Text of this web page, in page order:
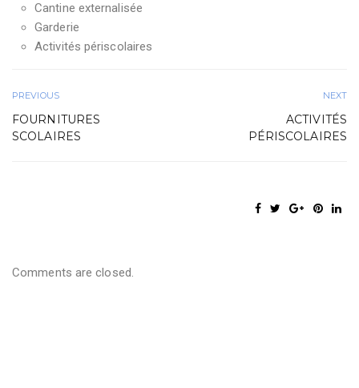
Cantine externalisée
Garderie
Activités périscolaires
PREVIOUS
FOURNITURES
SCOLAIRES
NEXT
ACTIVITÉS
PÉRISCOLAIRES
Comments are closed.